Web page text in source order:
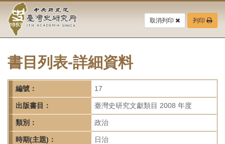
要
中
央
研
究
院-
臺
灣
取消列印 列印
書目列表-詳細資料
編號： 17
出版書目： 臺灣史研究文獻類目 2008 年度
類別： 政治
時期(主題)： 日治